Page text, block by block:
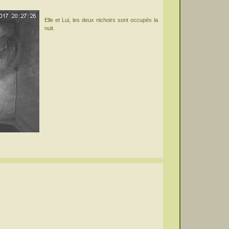
Elle et Lui, les deux nichoirs sont occupés la
nuit.